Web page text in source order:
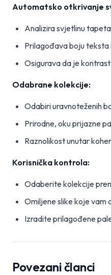
Automatsko otkrivanje
Analizira svjetlinu tapeta
Prilagođava boju teksta
Osigurava da je
Odabrane kolekcije:
Odabiri uravnoteženih
Prirodne, oku prijazne
Raznolikost unutar
Korisnička kontrola:
Odaberite kolekcije
Omiljene slike koje vam
Izradite prilagođene
Povezani članci